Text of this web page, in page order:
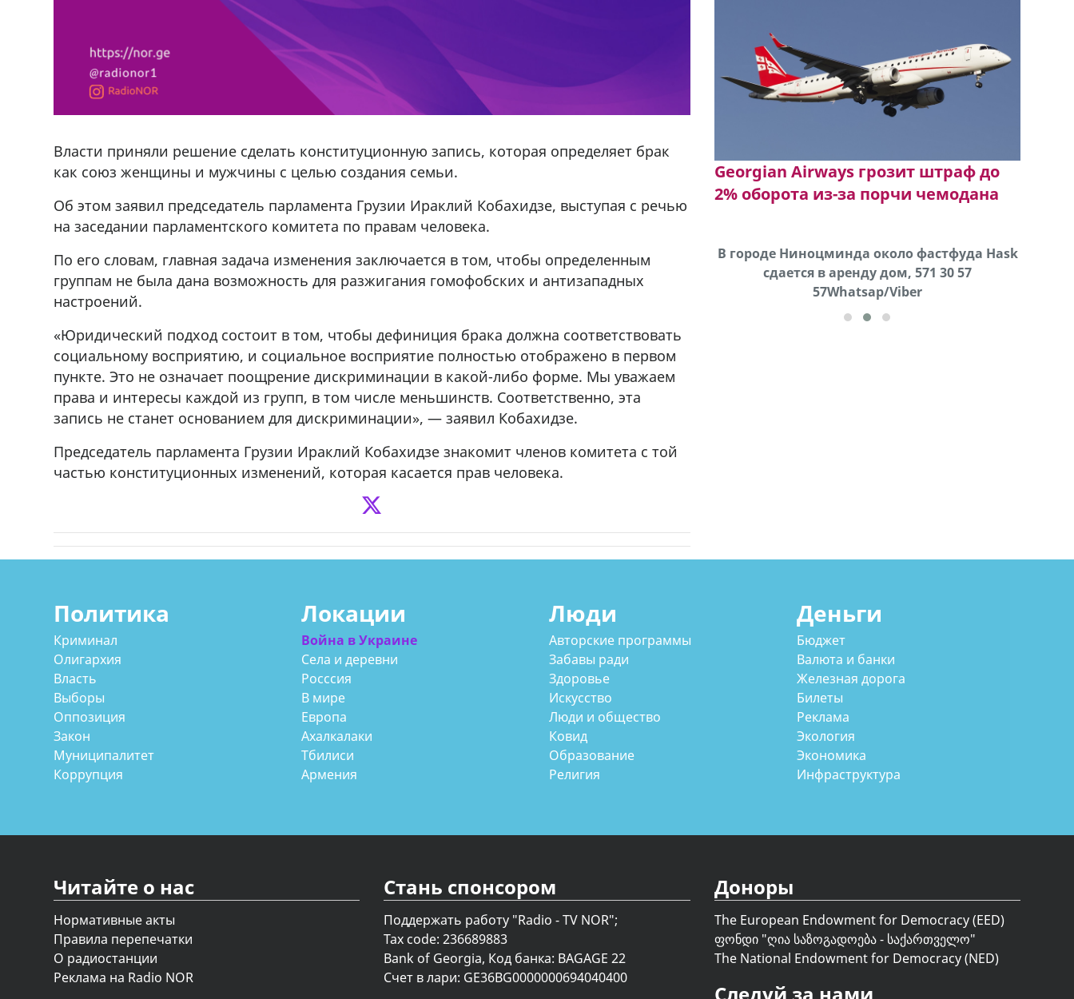
Власти приняли решение сделать конституционную запись, которая определяет брак
как союз женщины и мужчины с целью создания семьи.
Об этом заявил председатель парламента Грузии Ираклий Кобахидзе, выступая с речью
на заседании парламентского комитета по правам человека.
По его словам, главная задача изменения заключается в том, чтобы определенным
группам не была дана возможность для разжигания гомофобских и антизападных
настроений.
«Юридический подход состоит в том, чтобы дефиниция брака должна соответствовать
социальному восприятию, и социальное восприятие полностью отображено в первом
пункте. Это не означает поощрение дискриминации в какой-либо форме. Мы уважаем
права и интересы каждой из групп, в том числе меньшинств. Соответственно, эта
запись не станет основанием для дискриминации», — заявил Кобахидзе.
Председатель парламента Грузии Ираклий Кобахидзе знакомит членов комитета с той
частью конституционных изменений, которая касается прав человека.
Georgian Airways грозит штраф до
2% оборота из-за порчи чемодана
30 57
Продается соль опто и в розницу в мешках,
500 22 47 42
В городе Ниноцминда около фастфуда Hask
cдается в аренду дом, 571 30 57
57Whatsap/Viber
Продается машина марки Prado,571 30 57
57Whatsap/Viber
Политика
Криминал
Олигархия
Власть
Выборы
Оппозиция
Закон
Муниципалитет
Коррупция
Локации
Война в Украине
Села и деревни
Росссия
В мире
Европа
Ахалкалаки
Тбилиси
Армения
Люди
Авторские программы
Забавы ради
Здоровье
Искусство
Люди и общество
Ковид
Образование
Религия
Деньги
Бюджет
Валюта и банки
Железная дорога
Билеты
Реклама
Экология
Экономика
Инфраструктура
Читайте о нас
Нормативные акты
Правила перепечатки
О радиостанции
Реклама на Radio NOR
Стань спонсором
Поддержать работу "Radio - TV NOR";
Tax code: 236689883
Bank of Georgia, Код банка: BAGAGE 22
Счет в лари: GE36BG0000000694040400
Доноры
The European Endowment for Democracy (EED)
ფონდი "ღია საზოგადოება - საქართველო"
The National Endowment for Democracy (NED)
Следуй за нами